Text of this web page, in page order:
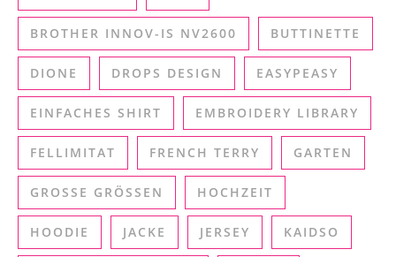
BROTHER INNOV-IS NV2600 BUTTINETTE
DIONE DROPS DESIGN EASYPEASY
EINFACHES SHIRT EMBROIDERY LIBRARY
FELLIMITAT FRENCH TERRY GARTEN
GROSSE GRÖSSEN HOCHZEIT
HOODIE JACKE JERSEY KAIDSO